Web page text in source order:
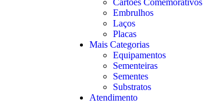
Cartões Comemorativos
Embrulhos
Laços
Placas
Mais Categorias
Equipamentos
Sementeiras
Sementes
Substratos
Atendimento